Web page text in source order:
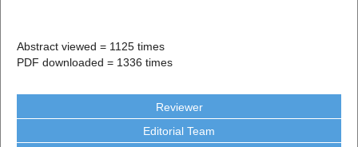
Abstract viewed = 1125 times
PDF downloaded = 1336 times
Reviewer
Editorial Team